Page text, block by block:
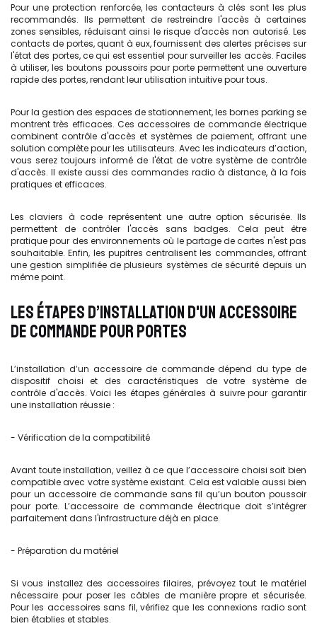
Pour une protection renforcée, les contacteurs à clés sont les plus
recommandés. Ils permettent de restreindre l'accès à certaines
zones sensibles, réduisant ainsi le risque d'accès non autorisé. Les
contacts de portes, quant à eux, fournissent des alertes précises sur
l'état des portes, ce qui est essentiel pour surveiller les accès. Faciles
à utiliser, les boutons poussoirs pour porte permettent une ouverture
rapide des portes, rendant leur utilisation intuitive pour tous.
Pour la gestion des espaces de stationnement, les bornes parking se
montrent très efficaces. Ces accessoires de commande électrique
combinent contrôle d'accès et systèmes de paiement, offrant une
solution complète pour les utilisateurs. Avec les indicateurs d’action,
vous serez toujours informé de l'état de votre système de contrôle
d'accès. Il existe aussi des commandes radio à distance, à la fois
pratiques et efficaces.
Les claviers à code représentent une autre option sécurisée. Ils
permettent de contrôler l'accès sans badges. Cela peut être
pratique pour des environnements où le partage de cartes n'est pas
souhaitable. Enfin, les pupitres centralisent les commandes, offrant
une gestion simplifiée de plusieurs systèmes de sécurité depuis un
même point.
LES ÉTAPES D’INSTALLATION D'UN ACCESSOIRE
DE COMMANDE POUR PORTES
L’installation d’un accessoire de commande dépend du type de
dispositif choisi et des caractéristiques de votre système de
contrôle d'accès. Voici les étapes générales à suivre pour garantir
une installation réussie :
- Vérification de la compatibilité
Avant toute installation, veillez à ce que l’accessoire choisi soit bien
compatible avec votre système existant. Cela est valable aussi bien
pour un accessoire de commande sans fil qu’un bouton poussoir
pour porte. L’accessoire de commande électrique doit s’intégrer
parfaitement dans l'infrastructure déjà en place.
- Préparation du matériel
Si vous installez des accessoires filaires, prévoyez tout le matériel
nécessaire pour poser les câbles de manière propre et sécurisée.
Pour les accessoires sans fil, vérifiez que les connexions radio sont
bien établies et stables.